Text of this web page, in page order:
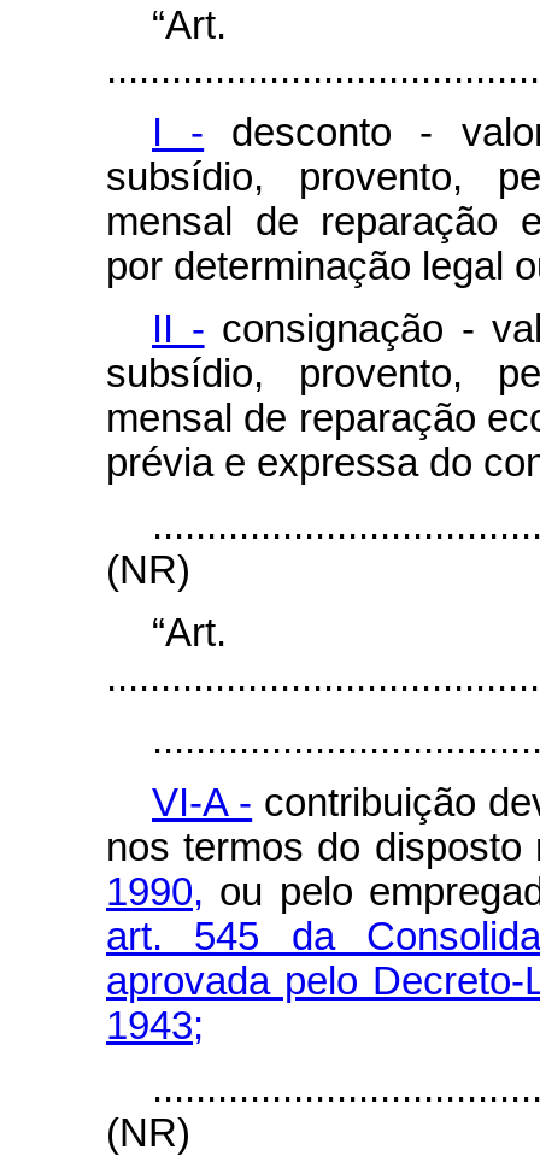
I - desconto -
subsídio, provento,
mensal de reparação
por determinação legal
II - consignação -
subsídio, provento,
mensal de reparação
prévia e expressa do
(NR)
VI-A - contribuição
nos termos do
1990, ou pelo
art. 545 da
aprovada pelo
1943;
(NR)